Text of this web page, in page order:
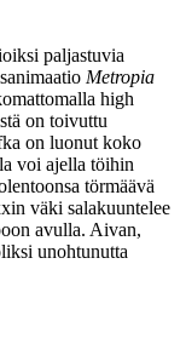
paljastuvia
Metropia
high
on toivuttu
on luonut koko
voi ajella töihin
törmäävä
väki salakuuntelee
avulla. Aivan,
unohtunutta